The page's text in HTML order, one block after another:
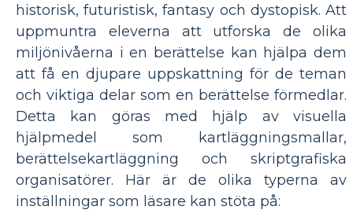
historisk, futuristisk, fantasy och dystopisk. Att
uppmuntra eleverna att utforska de olika
miljönivåerna i en berättelse kan hjälpa dem
att få en djupare uppskattning för de teman
och viktiga delar som en berättelse förmedlar.
Detta kan göras med hjälp av visuella
hjälpmedel som kartläggningsmallar,
berättelsekartläggning och skriptgrafiska
organisatörer. Här är de olika typerna av
inställningar som läsare kan stöta på: